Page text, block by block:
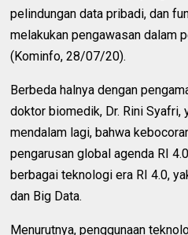
pelindungan data pribadi, dan
melakukan pengawasan dalam
(Kominfo, 28/07/20).
Berbeda halnya dengan
doktor biomedik, Dr. Rini
mendalam lagi, bahwa
pengarusan global agenda RI
berbagai teknologi era RI 4.0,
dan Big Data.
Menurutnya, penggunaan